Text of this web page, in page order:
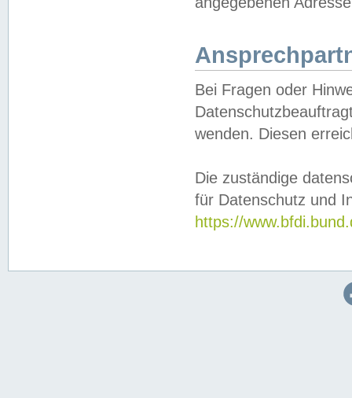
Bei Fragen oder
wenden. Diesen
Die zuständige
für Datenschutz und
https://